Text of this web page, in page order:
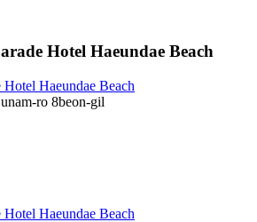
Hotel Haeundae Beach
Hotel Haeundae Beach
ro 8beon-gil
Hotel Haeundae Beach